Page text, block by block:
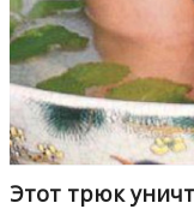
Этот трюк